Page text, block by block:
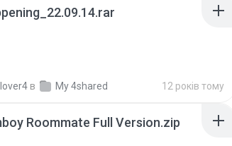
в My 4shared 12 років тому
Roommate Full Version.zip